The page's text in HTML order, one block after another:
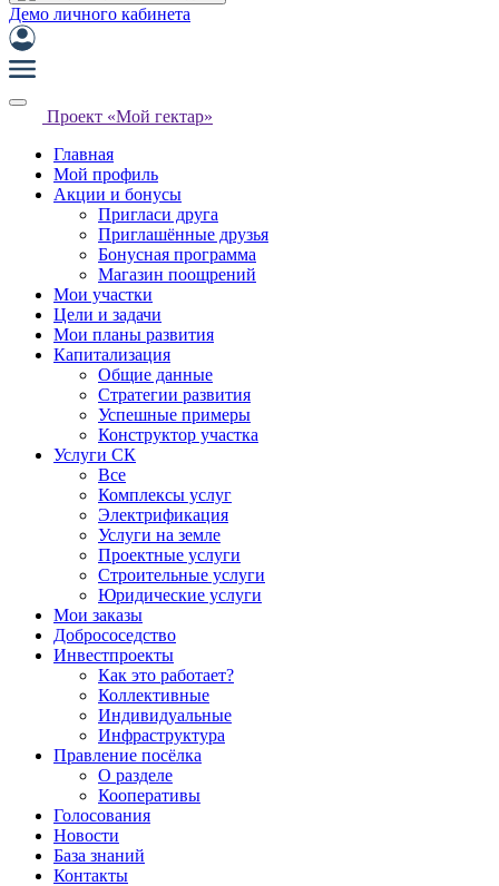
Демо личного кабинета
Проект «Мой гектар»
Главная
Мой профиль
Акции и бонусы
Пригласи друга
Приглашённые друзья
Бонусная программа
Магазин поощрений
Мои участки
Цели и задачи
Мои планы развития
Капитализация
Общие данные
Стратегии развития
Успешные примеры
Конструктор участка
Услуги СК
Все
Комплексы услуг
Электрификация
Услуги на земле
Проектные услуги
Строительные услуги
Юридические услуги
Мои заказы
Добрососедство
Инвестпроекты
Как это работает?
Коллективные
Индивидуальные
Инфраструктура
Правление посёлка
О разделе
Кооперативы
Голосования
Новости
База знаний
Контакты